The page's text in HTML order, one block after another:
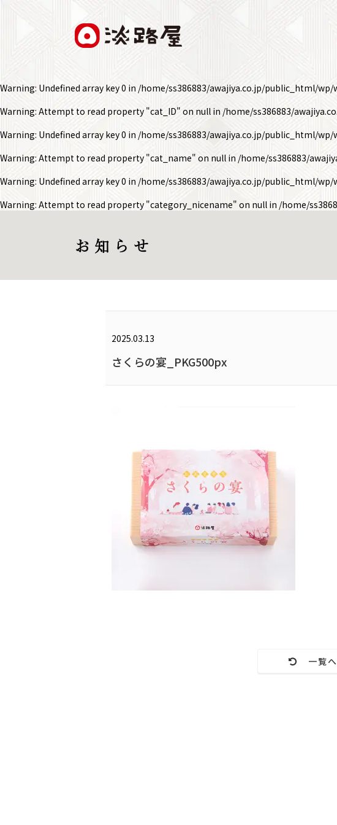
Warning: Undefined array key 0 in /home/ss386883/awajiya.co.jp/public_html/
Warning: Attempt to read property "cat_ID" on null in /home/ss386883/
Warning: Undefined array key 0 in /home/ss386883/awajiya.co.jp/public_html/
Warning: Attempt to read property "cat_name" on null in /home/ss386883/
Warning: Undefined array key 0 in /home/ss386883/awajiya.co.jp/public_html/
Warning: Attempt to read property "category_nicename" on null in /home/
お 知 ら せ
2025.03.13
さくらの宴_PKG500px
一覧へ